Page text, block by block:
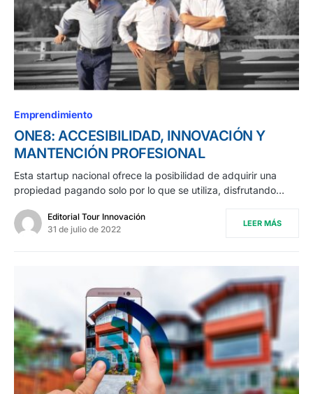
Emprendimiento
ONE8: ACCESIBILIDAD, INNOVACIÓN Y
MANTENCIÓN PROFESIONAL
Esta startup nacional ofrece la posibilidad de adquirir una
propiedad pagando solo por lo que se utiliza, disfrutando…
Editorial Tour Innovación
31 de julio de 2022
LEER MÁS